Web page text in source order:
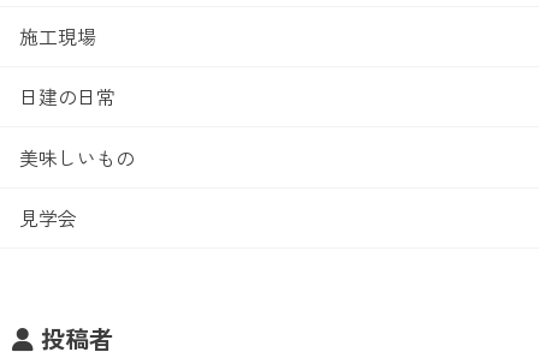
施工現場
日建の日常
美味しいもの
見学会
投稿者